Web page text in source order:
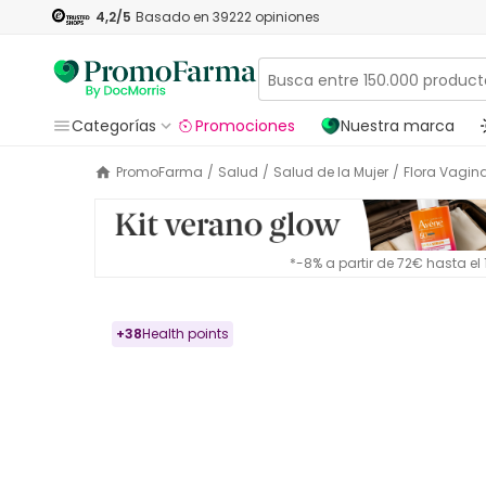
4,2/5 Basado en 39222 opiniones
Categorías Promociones Nuestra marca
PromoFarma / Salud / Salud de la Mujer / Flora
*-8% a partir de 72€ hasta
+38Health points